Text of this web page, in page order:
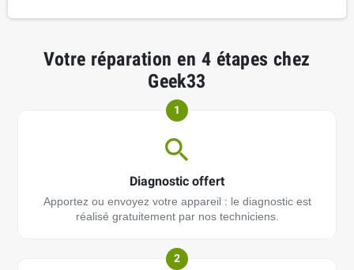
Votre réparation en 4 étapes chez
Geek33
1
Diagnostic offert
Apportez ou envoyez votre appareil : le diagnostic est
réalisé gratuitement par nos techniciens.
2